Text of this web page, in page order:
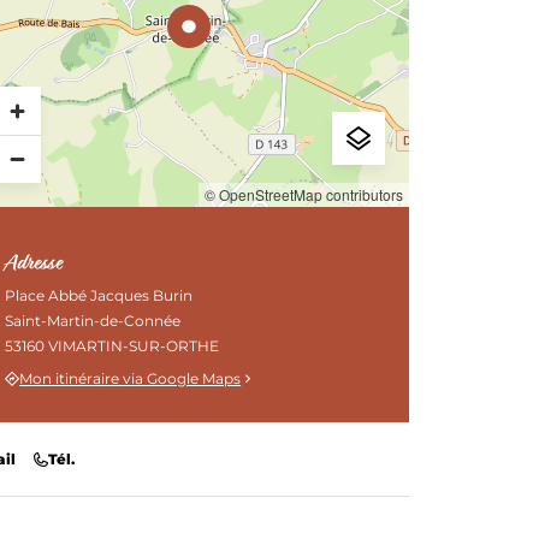
CIRCUITS DE RANDONNÉE
© OpenStreetMap contributors
Adresse
Place Abbé Jacques Burin
Saint-Martin-de-Connée
53160 VIMARTIN-SUR-ORTHE
Mon itinéraire via Google Maps
Tél.